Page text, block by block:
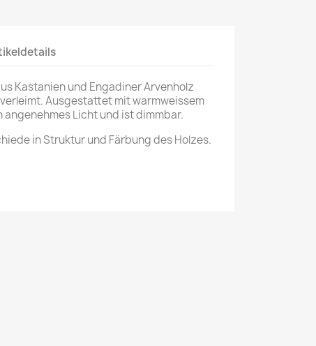
Kastanien und Engadiner Arvenholz
Ausgestattet mit warmweissem
angenehmes Licht und ist dimmbar.
in Struktur und Färbung des Holzes.